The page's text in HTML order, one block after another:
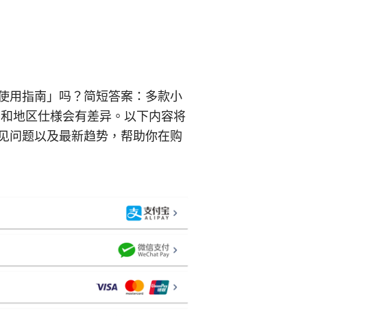
用指南」吗？简短答案：多款小
地区仕様会有差异。以下内容将
问题以及最新趋势，帮助你在购